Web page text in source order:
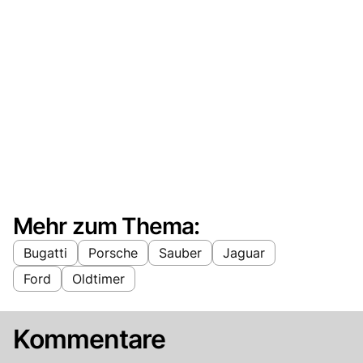
Mehr zum Thema:
Bugatti Porsche Sauber
Jaguar
Ford
Oldtimer
Kommentare